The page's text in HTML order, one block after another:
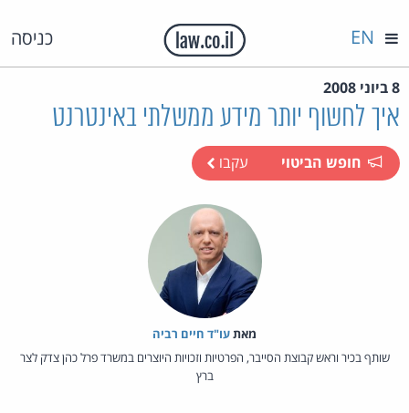
כניסה EN
8 ביוני 2008
איך לחשוף יותר מידע ממשלתי באינטרנט
חופש הביטוי עקבו
מאת‏עו"ד חיים רביה
שותף בכיר וראש קבוצת הסייבר, הפרטיות וזכויות היוצרים במשרד פרל כהן צדק לצר
ברץ